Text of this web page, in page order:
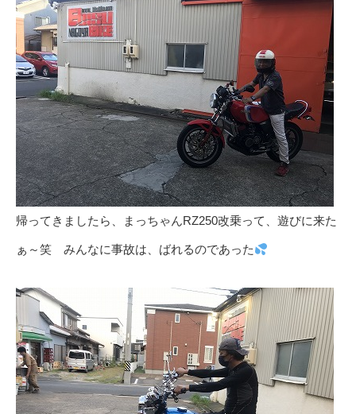
帰ってきましたら、まっちゃんRZ250改乗って、遊びに来た
ぁ～笑 みんなに事故は、ばれるのであった